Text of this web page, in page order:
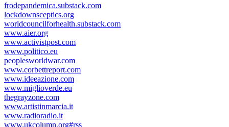
frodepandemica.substack.com
lockdownsceptics.org
worldcouncilforhealth.substack.com
www.aier.org
www.activistpost.com
www.politico.eu
peoplesworldwar.com
www.corbettreport.com
www.ideeazione.com
www.miglioverde.eu
thegrayzone.com
www.artistinmarcia.it
www.radioradio.it
www.ukcolumn.org#rss